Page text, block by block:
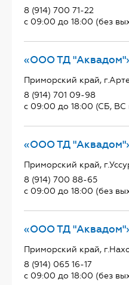
8 (914) 700 71-22
с 09:00 до 18:00 (без
«ООО ТД
Приморский край,
8 (914) 701 09-98
с 09:00 до 18:00 (СБ, ВС
«ООО ТД
Приморский край,
8 (914) 700 88-65
с 09:00 до 18:00 (без
«ООО ТД
Приморский край,
8 (914) 065 16-17
с 09:00 до 18:00 (без